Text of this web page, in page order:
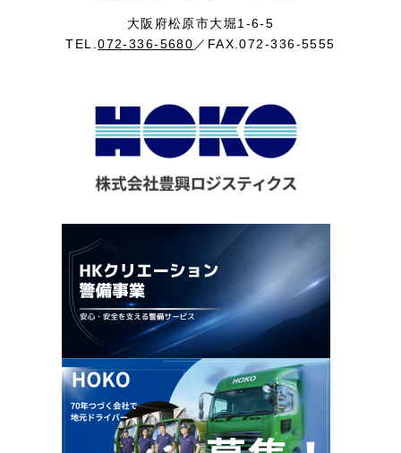
大阪府松原市大堀1-6-5
TEL.072-336-5680 ／FAX.072-336-5555